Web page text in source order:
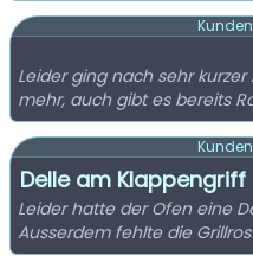
Leider ging nach sehr
mehr, auch gibt es bereits
Delle am Klappengriff
Leider hatte der Ofen eine
Ausserdem fehlte die